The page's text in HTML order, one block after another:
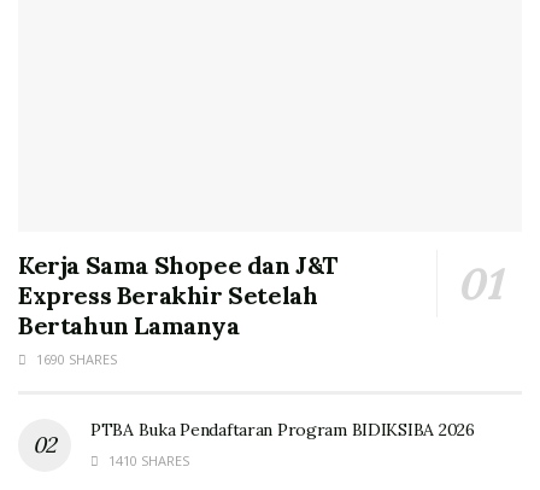
Kerja Sama Shopee dan J&T
Express Berakhir Setelah
Bertahun Lamanya
1690 SHARES
PTBA Buka Pendaftaran Program BIDIKSIBA 2026
1410 SHARES